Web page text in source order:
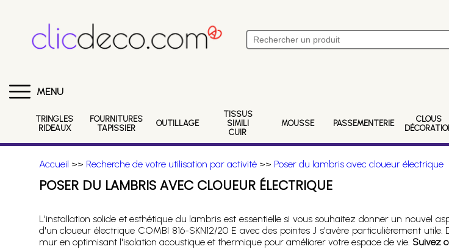
MENU
TRINGLES
RIDEAUX
FOURNITURES
TAPISSIER
OUTILLAGE
TISSUS
SIMILI
CUIR
MOUSSE PASSEMENTERIE
CLOUS
Accueil >> Recherche de votre utilisation par activité>> Poser du lambris avec cloueur électrique
POSER DU LAMBRIS AVEC CLOUEUR ÉLECTRIQUE
L'installation solide et esthétique du lambris est essentielle si vous souhaitez donner un nouvel
d'un cloueur électrique COMBI 816-SKN12/20 E avec des pointes J s'avère particulièrement
mur en optimisant l'isolation acoustique et thermique pour améliorer votre espace de vie. Suivez